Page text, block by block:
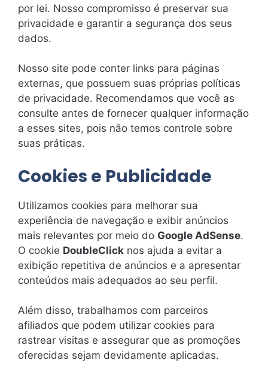
por lei. Nosso compromisso é preservar sua
privacidade e garantir a segurança dos seus
dados.
Nosso site pode conter links para páginas
externas, que possuem suas próprias políticas
de privacidade. Recomendamos que você as
consulte antes de fornecer qualquer informação
a esses sites, pois não temos controle sobre
suas práticas.
Cookies e Publicidade
Utilizamos cookies para melhorar sua
experiência de navegação e exibir anúncios
mais relevantes por meio do Google AdSense.
O cookie DoubleClick nos ajuda a evitar a
exibição repetitiva de anúncios e a apresentar
conteúdos mais adequados ao seu perfil.
Além disso, trabalhamos com parceiros
afiliados que podem utilizar cookies para
rastrear visitas e assegurar que as promoções
oferecidas sejam devidamente aplicadas.